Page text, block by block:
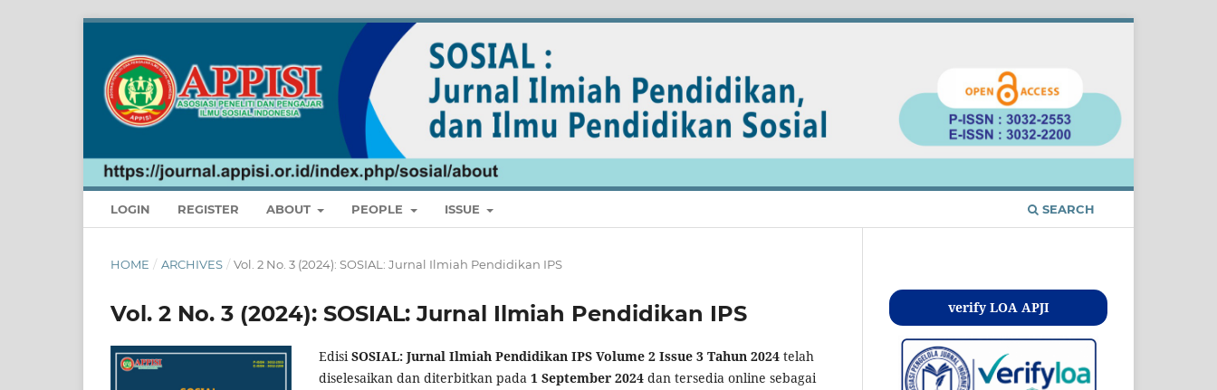
LOGIN REGISTER ABOUT PEOPLE ISSUE SEARCH
HOME / ARCHIVES / Vol. 2 No. 3 (2024): SOSIAL: Jurnal Ilmiah Pendidikan IPS
Vol. 2 No. 3 (2024): SOSIAL: Jurnal Ilmiah Pendidikan IPS
EdisiSOSIAL: Jurnal Ilmiah Pendidikan IPS Volume 2 Issue 3 Tahun 2024 telah
diselesaikan dan diterbitkan pada 1 September 2024 dan tersedia online sebagai
verify LOA APJI